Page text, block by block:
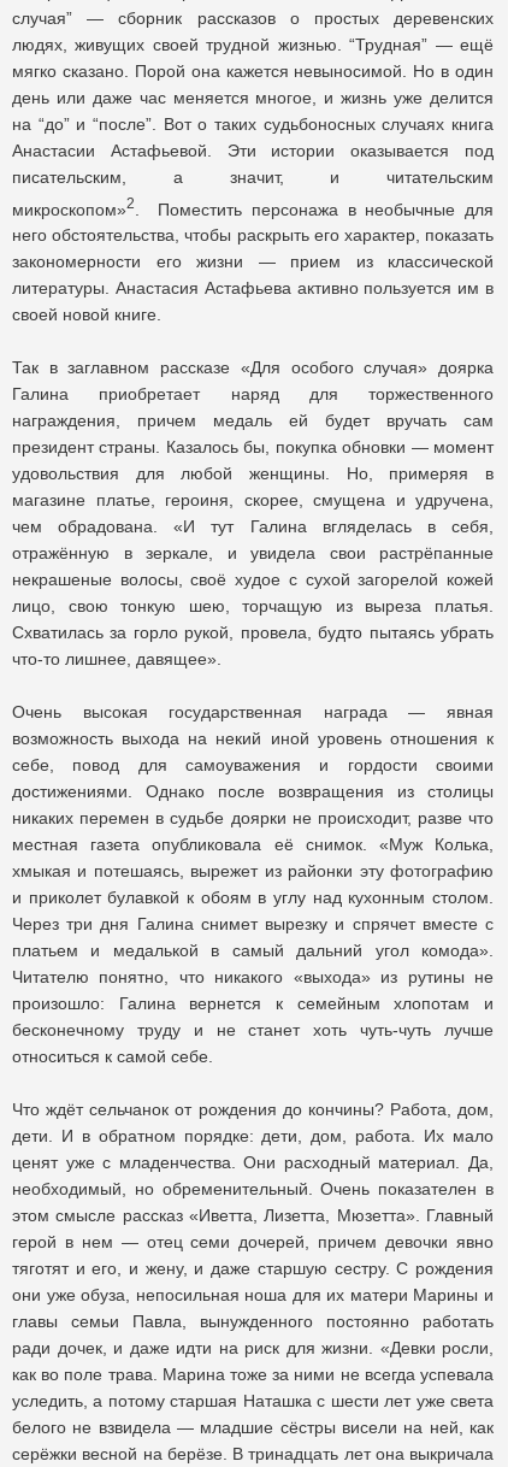
случая” — сборник рассказов о простых деревенских
людях, живущих своей трудной жизнью. “Трудная” — ещё
мягко сказано. Порой она кажется невыносимой. Но в один
день или даже час меняется многое, и жизнь уже делится
на “до” и “после”. Вот о таких судьбоносных случаях книга
Анастасии Астафьевой. Эти истории оказывается под
писательским, а значит, и читательским
микроскопом»2
. Поместить персонажа в необычные для
него обстоятельства, чтобы раскрыть его характер, показать
закономерности его жизни — прием из классической
литературы. Анастасия Астафьева активно пользуется им в
своей новой книге.
Так в заглавном рассказе «Для особого случая» доярка
Галина приобретает наряд для торжественного
награждения, причем медаль ей будет вручать сам
президент страны. Казалось бы, покупка обновки — момент
удовольствия для любой женщины. Но, примеряя в
магазине платье, героиня, скорее, смущена и удручена,
чем обрадована. «И тут Галина вгляделась в себя,
отражённую в зеркале, и увидела свои растрёпанные
некрашеные волосы, своё худое с сухой загорелой кожей
лицо, свою тонкую шею, торчащую из выреза платья.
Схватилась за горло рукой, провела, будто пытаясь убрать
что-то лишнее, давящее».
Очень высокая государственная награда — явная
возможность выхода на некий иной уровень отношения к
себе, повод для самоуважения и гордости своими
достижениями. Однако после возвращения из столицы
никаких перемен в судьбе доярки не происходит, разве что
местная газета опубликовала её снимок. «Муж Колька,
хмыкая и потешаясь, вырежет из районки эту фотографию
и приколет булавкой к обоям в углу над кухонным столом.
Через три дня Галина снимет вырезку и спрячет вместе с
платьем и медалькой в самый дальний угол комода».
Читателю понятно, что никакого «выхода» из рутины не
произошло: Галина вернется к семейным хлопотам и
бесконечному труду и не станет хоть чуть-чуть лучше
относиться к самой себе.
Что ждёт сельчанок от рождения до кончины? Работа, дом,
дети. И в обратном порядке: дети, дом, работа. Их мало
ценят уже с младенчества. Они расходный материал. Да,
необходимый, но обременительный. Очень показателен в
этом смысле рассказ «Иветта, Лизетта, Мюзетта». Главный
герой в нем — отец семи дочерей, причем девочки явно
тяготят и его, и жену, и даже старшую сестру. С рождения
они уже обуза, непосильная ноша для их матери Марины и
главы семьи Павла, вынужденного постоянно работать
ради дочек, и даже идти на риск для жизни. «Девки росли,
как во поле трава. Марина тоже за ними не всегда успевала
уследить, а потому старшая Наташка с шести лет уже света
белого не взвидела — младшие сёстры висели на ней, как
серёжки весной на берёзе. В тринадцать лет она выкричала